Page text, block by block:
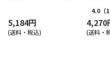
5,184円
(送料・税込)
4.0 （1
4,270
(送料・